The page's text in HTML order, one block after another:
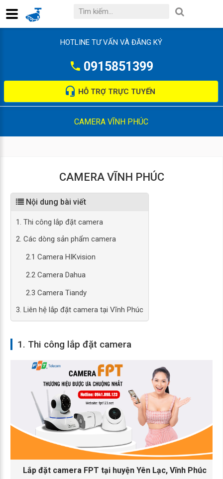
HOTLINE TƯ VẤN VÀ ĐĂNG KÝ
0915851399
HỖ TRỢ TRỰC TUYẾN
CAMERA VĨNH PHÚC
CAMERA VĨNH PHÚC
Nội dung bài viết
1. Thi công lắp đặt camera
2. Các dòng sản phẩm camera
2.1 Camera HIKvision
2.2 Camera Dahua
2.3 Camera Tiandy
3. Liên hệ lắp đặt camera tại Vĩnh Phúc
1. Thi công lắp đặt camera
Lắp đặt camera FPT tại huyện Yên Lạc, Vĩnh Phúc